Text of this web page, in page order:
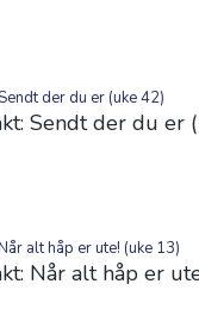
Sendt der du er
Når alt håp er